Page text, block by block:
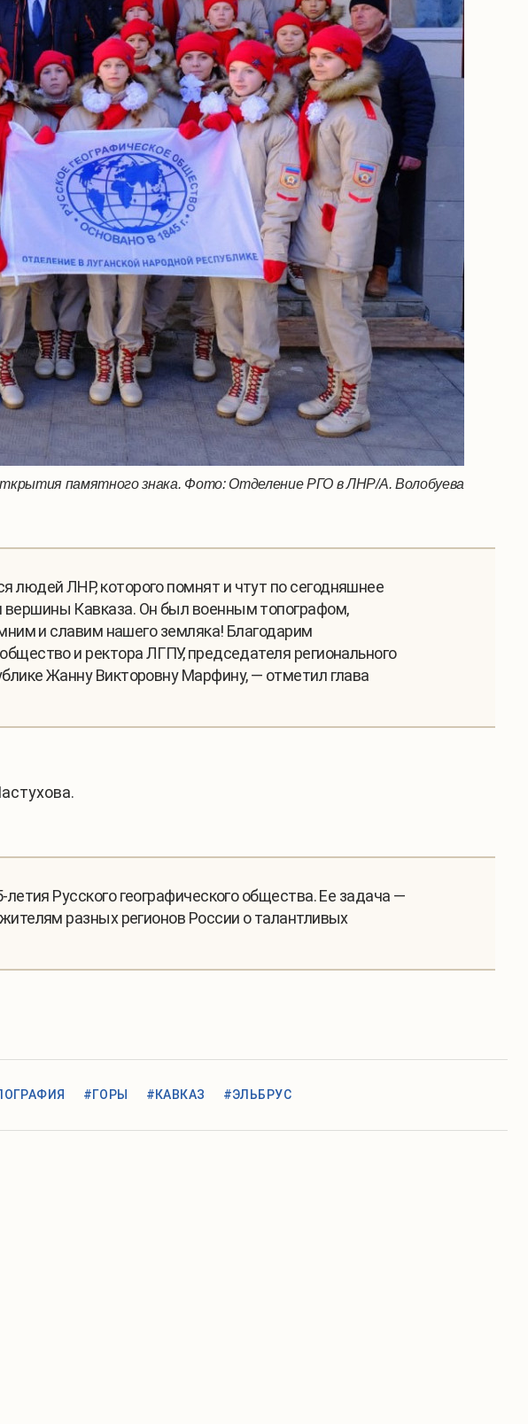
памятного знака. Фото: Отделение РГО в ЛНР/А. Волобуева
ЛНР, которого помнят и чтут по сегодняшнее
Кавказа. Он был военным топографом,
и славим нашего земляка! Благодарим
и ректора ЛГПУ, председателя регионального
Жанну Викторовну Марфину, — отметил глава
летия Русского географического общества. Ее задача —
разных регионов России о талантливых
#ГОРЫ #КАВКАЗ #ЭЛЬБРУС